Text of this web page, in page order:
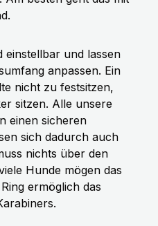
einstellbar und lassen
anpassen. Ein
nicht zu festsitzen,
sitzen. Alle unsere
einen sicheren
sich dadurch auch
nichts über den
Hunde mögen das
ermöglich das